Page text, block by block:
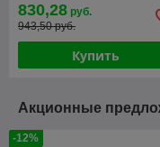
830,28 руб.
943,50 руб.
Купить
Акционные
-12%